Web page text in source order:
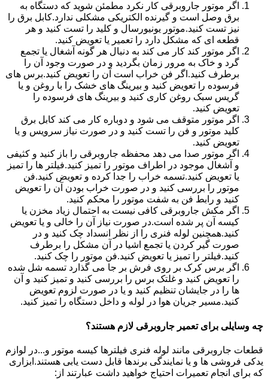
اگر موتور جاروبرقی کار نکرد مطمئن شوید که دستگاه به
برق وصل است و گیرنده الکتریکی مشکلی ندارد.کابل برق را
نیز تست کنید.موتور یونیورسال و کلید را تست کنید و هر
قطعه ای که مشکل دارد را تعمیر یا تعویض کنید.
اگر موتور کند کار می کند به دنبال هر گونه آشغال یا تجمع
گرد و خاک به مرور زمان بگردید و در صورت وجود آن را
برطرف کنید.اگر فن خراب است آن را تعویض کنید.برس های
فرسوده را تعویض کنید و بیرینگ های خشک را با روغن و یا
گریس سبک روغن کاری کنید و بیرینگ های فرسوده را
تعویض کنید.
اگر موتور متوقف می شود و دوباره کار می کند کابل برق
کلید موتور و فن را تست کنید و در صورت نیاز سرویس و یا
تعویض کنید.
اگر موتور صدا می دهد محفظه جاروبرقی را باز کنید و کثیفی
و آشغال موجود در اطراف موتور را تمیز کنید.فیلتر ها را تمیز
یا تعویض کنید.تسمه خراب را جدا کرده و تعویض کنید.فن
موتور را بررسی کنید و در صورت خراب بودن آن را تعویض
کنید و رابط فن به شفت موتور را محکم کنید.
اگر مکش جاروبرقی کافی نیست به احتمال زیاد مخزن یا
کیسه آن پر شده است.در صورت نیاز آن را خالی و یا تعویض
کنید.همچنین لوله فنری را از نظر انسداد چک کنید و در
صورت گیر کردن یا تجمع اشیا در آن مشکل را برطرف
کنید.فیلتر را تمیز یا تعویض کنید.فن موتور را چک کنید.
اگر برس کرک بر روی فرش بر جا می گذارد تسمه شل شده
را تعویض کنید و غلتک برس را بررسی کنید و تمیز کنید و آن
ها را در جایشان تنظیم کنید و یا در صورت لزوم تعویض
کنید.مسیر جریان هوا در لوله و داخل دستگاه را تمیز کنید.
چه وسایلی برای تعمیر جاروبرقی لازم هستند؟
قطعات جاروبرقی مانند لوله فنری فیلترها کیسه موتور و...در لوازم
یدکی فروشی ها و یا نمایندگی برندها قابل دست یابی هستند.ابزاری
که برای انجام تعمیرات احتیاج خواهید داشت عبارتند از: